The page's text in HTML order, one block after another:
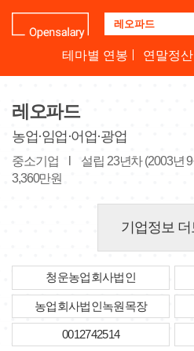
기
업
명
세
요
테마별 연봉 연말정산
레오파드
농업·임업·어업·광업
중소기업 설립 23년차 (2003년
3,360만원
기업정보 더
청운농업회사법인
농업회사법인녹원목장
0012742514